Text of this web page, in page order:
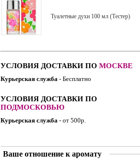
Туалетные духи 100 мл (Тестер)
УСЛОВИЯ ДОСТАВКИ ПО МОСКВЕ
Курьерская служба - Бесплатно
УСЛОВИЯ ДОСТАВКИ ПО
ПОДМОСКОВЬЮ
Курьерская служба - от 500р.
Ваше отношение к аромату